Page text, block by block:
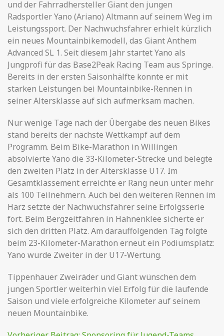
und der Fahrradhersteller Giant den jungen
Radsportler Yano (Ariano) Altmann auf seinem Weg im
Leistungssport. Der Nachwuchsfahrer erhielt kürzlich
ein neues Mountainbikemodell, das Giant Anthem
Advanced SL 1. Seit diesem Jahr startet Yano als
Jungprofi für das Base2Peak Racing Team aus Springe.
Bereits in der ersten Saisonhälfte konnte er mit
starken Leistungen bei Mountainbike-Rennen in
seiner Altersklasse auf sich aufmerksam machen.
Nur wenige Tage nach der Übergabe des neuen Bikes
stand bereits der nächste Wettkampf auf dem
Programm. Beim Bike-Marathon in Willingen
absolvierte Yano die 33-Kilometer-Strecke und belegte
den zweiten Platz in der Altersklasse U17. Im
Gesamtklassement erreichte er Rang neun unter mehr
als 100 Teilnehmern. Auch bei den weiteren Rennen im
Harz setzte der Nachwuchsfahrer seine Erfolgsserie
fort. Beim Bergzeitfahren in Hahnenklee sicherte er
sich den dritten Platz. Am darauffolgenden Tag folgte
beim 23-Kilometer-Marathon erneut ein Podiumsplatz:
Yano wurde Zweiter in der U17-Wertung.
Tippenhauer Zweiräder und Giant wünschen dem
jungen Sportler weiterhin viel Erfolg für die laufende
Saison und viele erfolgreiche Kilometer auf seinem
neuen Mountainbike.